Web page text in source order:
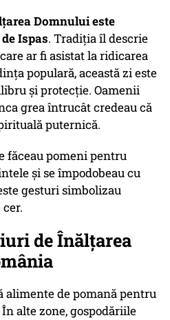
Domnului este
Ispas. Tradiția îl descrie
ar fi asistat la ridicarea
populară, această zi este
și protecție. Oamenii
grea întrucât credeau că
puternică.
făceau pomeni pentru
și se împodobeau cu
gesturi simbolizau
de Înălțarea
alimente de pomană pentru
alte zone, gospodăriile